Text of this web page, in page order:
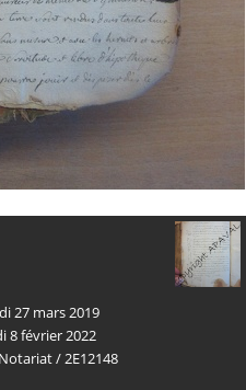
27 mars 2019
8 février 2022
Notariat/2E12148